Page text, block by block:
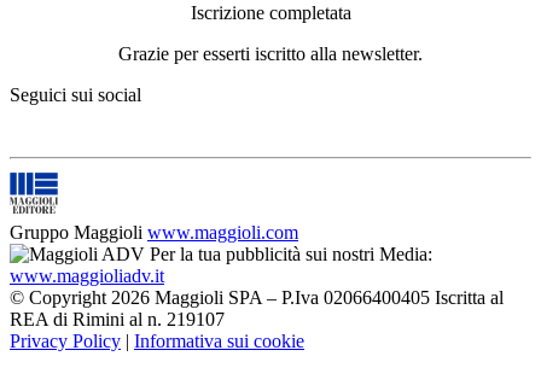
Iscrizione completata
Grazie per esserti iscritto alla newsletter.
Seguici sui social
Gruppo Maggioli www.maggioli.com
Per la tua pubblicità sui nostri Media:
www.maggioliadv.it
© Copyright 2026 Maggioli SPA – P.Iva 02066400405 Iscritta al
REA di Rimini al n. 219107
Privacy Policy | Informativa sui cookie